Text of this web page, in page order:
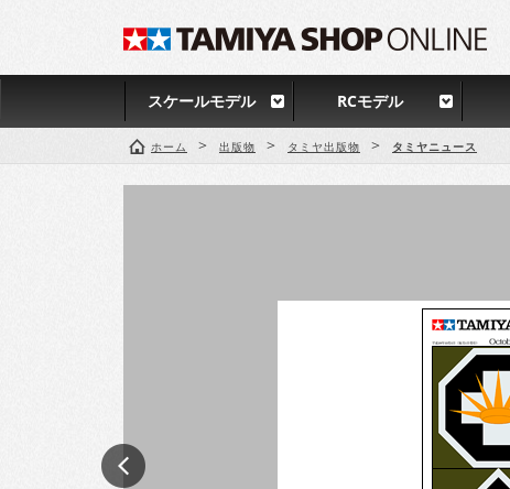
スケールモデル RCモデル
ホーム > 出版物 > タミヤ出版物 > タミヤニュース